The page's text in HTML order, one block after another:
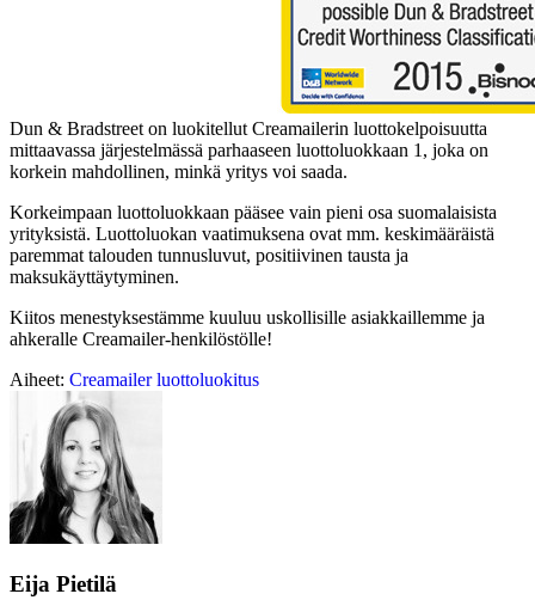
Dun & Bradstreet on luokitellut Creamailerin luottokelpoisuutta
mittaavassa järjestelmässä parhaaseen luottoluokkaan 1, joka on
korkein mahdollinen, minkä yritys voi saada.
Korkeimpaan luottoluokkaan pääsee vain pieni osa suomalaisista
yrityksistä. Luottoluokan vaatimuksena ovat mm. keskimääräistä
paremmat talouden tunnusluvut, positiivinen tausta ja
maksukäyttäytyminen.
Kiitos menestyksestämme kuuluu uskollisille asiakkaillemme ja
ahkeralle Creamailer-henkilöstölle!
Aiheet: Creamailerluottoluokitus
Eija Pietilä